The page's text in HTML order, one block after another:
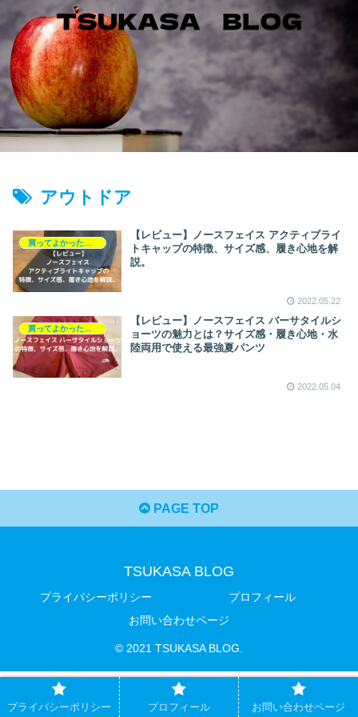
アウトドア
【レビュー】ノースフェイス アクティブライ
トキャップの特徴、サイズ感、履き心地を解
説。
2022.05.22
【レビュー】ノースフェイス バーサタイルシ
ョーツの魅力とは？サイズ感・履き心地・水
陸両用で使える最強夏パンツ
2022.05.04
PAGE TOP
TSUKASA BLOG
プライバシーポリシー
プロフィール
お問い合わせページ
© 2021 TSUKASA BLOG.
プライバシーポリシー プロフィール お問い合わせページ